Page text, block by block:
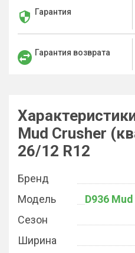
Гарантия
Гарантия возврата
Mud Crusher
26/12 R12
Бренд
Модель
D936
Сезон
Ширина